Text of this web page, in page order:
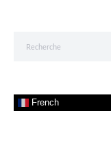
French